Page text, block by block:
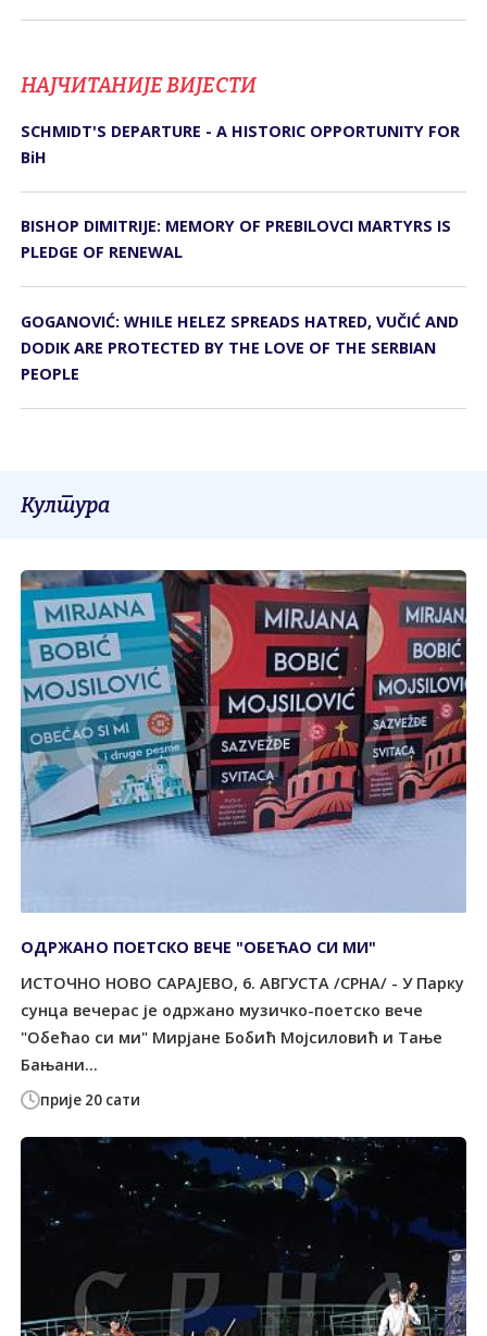
НАЈЧИТАНИЈЕ ВИЈЕСТИ
SCHMIDT'S DEPARTURE - A HISTORIC OPPORTUNITY FOR
BiH
BISHOP DIMITRIJE: MEMORY OF PREBILOVCI MARTYRS IS
PLEDGE OF RENEWAL
GOGANOVIĆ: WHILE HELEZ SPREADS HATRED, VUČIĆ AND
DODIK ARE PROTECTED BY THE LOVE OF THE SERBIAN
PEOPLE
Култура
прије 20 сати
ОДРЖАНО ПОЕТСКО ВЕЧЕ "ОБЕЋАО СИ МИ"
ИСТОЧНО НОВО САРАЈЕВО, 6. АВГУСТА /СРНА/ - У Парку
сунца вечерас је одржано музичко-поетско вече
"Обећао си ми" Мирјане Бобић Мојсиловић и Тање
Бањани...